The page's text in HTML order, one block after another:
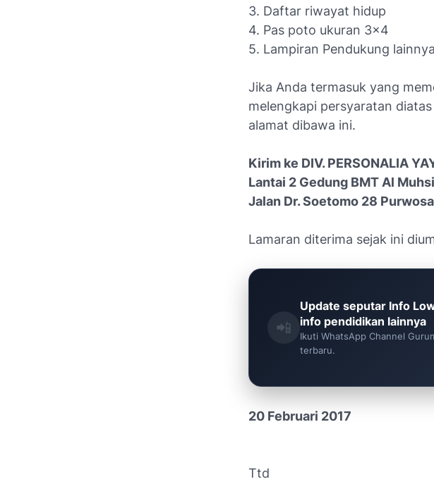
3. Daftar riwayat hidup
4. Pas poto ukuran 3×4
5. Lampiran Pendukung
Jika Anda termasuk yang
melengkapi persyaratan
alamat dibawa ini.
Kirim ke DIV. PERSONALIA
Lantai 2 Gedung BMT Al
Jalan Dr. Soetomo 28
Lamaran diterima sejak ini
📲
Update seputar Info
info pendidikan lainnya
Ikuti WhatsApp Channel
terbaru.
20 Februari 2017
Ttd